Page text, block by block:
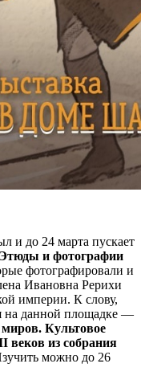
и до 24 марта пускает
и фотографии
фотографировали и
Ивановна Рерихи
империи. К слову,
на данной площадке —
Культовое
веков из собрания
можно до 26